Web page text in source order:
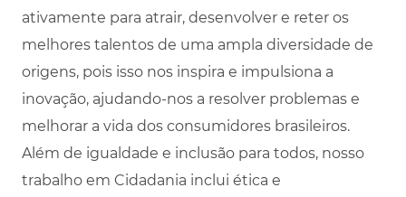
ativamente para atrair, desenvolver e reter os
melhores talentos de uma ampla diversidade de
origens, pois isso nos inspira e impulsiona a
inovação, ajudando-nos a resolver problemas e
melhorar a vida dos consumidores brasileiros.
Além de igualdade e inclusão para todos, nosso
trabalho em Cidadania inclui ética e